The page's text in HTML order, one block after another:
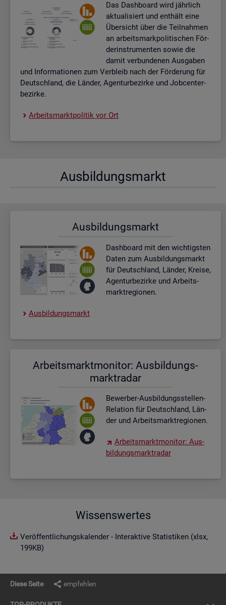
Das Da­sh­board wird jähr­lich
ak­tua­li­siert und ent­hält eine
Über­sicht über die Teil­nah­men
an ar­beits­mark­po­li­ti­schen För­
der­instru­men­ten sowie die
damit ver­bun­de­nen Aus­ga­ben
und In­for­ma­tio­nen zum Ver­bleib nach der För­de­rung für
Deutsch­land, die Län­der, Agen­tur­be­zir­ke und Job­cent­er­
be­zir­ke.
Ar­beits­markt­po­li­tik vor Ort
Aus­bil­dungs­markt
Aus­bil­dungs­markt
Dash­board mit den wich­tigs­ten
Daten zum Aus­bil­dungs­markt
für Deutsch­land, Län­der, Krei­se,
Agen­tur­be­zir­ke und Ar­beits­
markt­re­gio­nen.
Aus­bil­dungs­markt
Ar­beits­markt­mo­ni­tor: Aus­bil­dungs­
markt­ra­dar
Be­wer­ber-Aus­bil­dungs­stel­len-
Re­la­ti­on für Deutsch­land, Län­
der und Ar­beits­markt­re­gio­nen.
Ar­beits­markt­mo­ni­tor: Aus­
bil­dungs­markt­ra­dar
Wissenswertes
Veröffentlichungskalender - Interaktive Statistiken (xlsx,
199KB)
Diese Seite empfehlen